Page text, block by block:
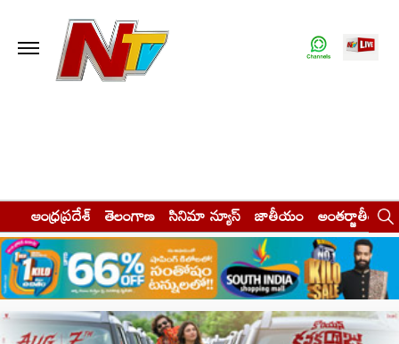
ఆంధ్రప్రదేశ్ తెలంగాణ సినిమా న్యూస్ జాతీయం అంతర్జాతీయం